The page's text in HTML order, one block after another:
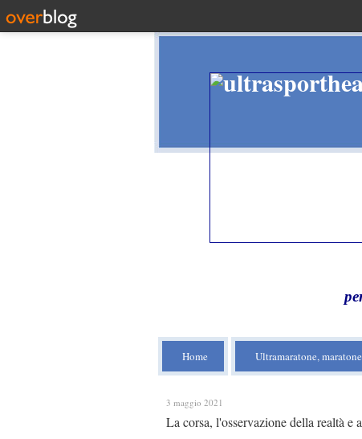
Home Ultramaratone,
3 maggio 2021
La corsa, l'osservazione della realtà e